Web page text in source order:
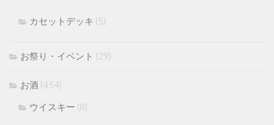
カセットデッキ (5)
お祭り・イベント (29)
お酒 (454)
ウイスキー (8)